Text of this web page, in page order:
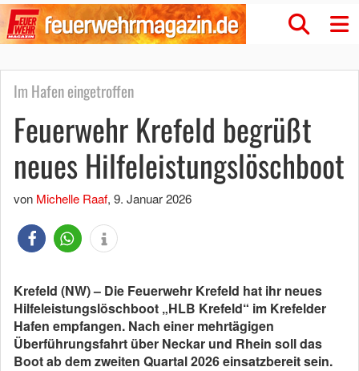
Im Hafen eingetroffen
Feuerwehr Krefeld begrüßt
neues Hilfeleistungslöschboot
von Michelle Raaf, 9. Januar 2026
Krefeld (NW) – Die Feuerwehr Krefeld hat ihr neues
Hilfeleistungslöschboot „HLB Krefeld“ im Krefelder
Hafen empfangen. Nach einer mehrtägigen
Überführungsfahrt über Neckar und Rhein soll das
Boot ab dem zweiten Quartal 2026 einsatzbereit sein.